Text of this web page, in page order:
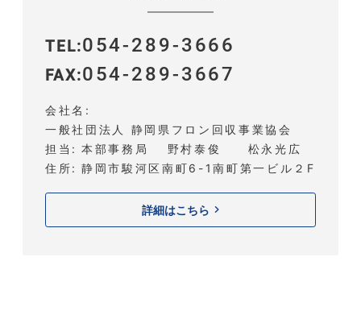
TEL 054-289-3666
FAX 054-289-3667
会社名
一般社団法人 静岡県フロン回収事業協会
担当
本部事務局 野村泰俊 松永光広
住所
静岡市駿河区南町6-1南町第一ビル２F
詳細はこちら